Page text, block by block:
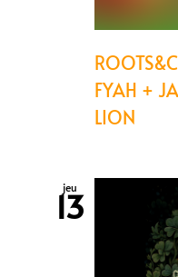
FYAH +
LION
jeu
13